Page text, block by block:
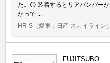
た。😏 装着するとリアバンパー
かっで ...
HR-S （愛車：日産 スカイライン）
FUJITSUBO